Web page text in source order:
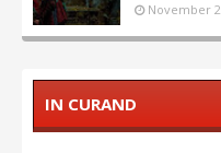
November
IN CURAND